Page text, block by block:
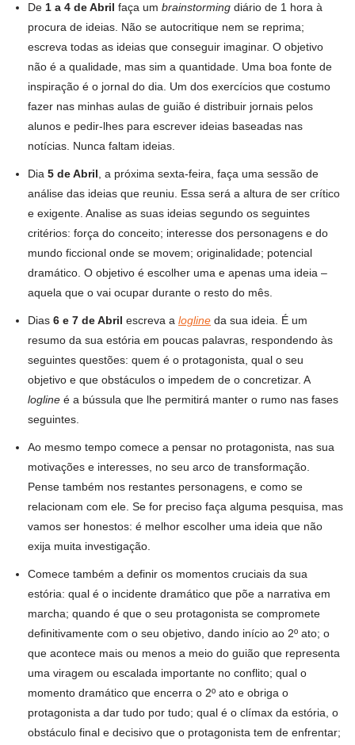
De 1 a 4 de Abril faça um brainstorming diário de 1 hora à
procura de ideias. Não se autocritique nem se reprima;
escreva todas as ideias que conseguir imaginar. O objetivo
não é a qualidade, mas sim a quantidade. Uma boa fonte de
inspiração é o jornal do dia. Um dos exercícios que costumo
fazer nas minhas aulas de guião é distribuir jornais pelos
alunos e pedir-lhes para escrever ideias baseadas nas
notícias. Nunca faltam ideias.
Dia 5 de Abril , a próxima sexta-feira, faça uma sessão de
análise das ideias que reuniu. Essa será a altura de ser crítico
e exigente. Analise as suas ideias segundo os seguintes
critérios: força do conceito; interesse dos personagens e do
mundo ficcional onde se movem; originalidade; potencial
dramático. O objetivo é escolher uma e apenas uma ideia –
aquela que o vai ocupar durante o resto do mês.
Dias 6 e 7 de Abril escreva a logline da sua ideia. É um
resumo da sua estória em poucas palavras, respondendo às
seguintes questões: quem é o protagonista, qual o seu
objetivo e que obstáculos o impedem de o concretizar. A
logline é a bússula que lhe permitirá manter o rumo nas fases
seguintes.
Ao mesmo tempo comece a pensar no protagonista, nas sua
motivações e interesses, no seu arco de transformação.
Pense também nos restantes personagens, e como se
relacionam com ele. Se for preciso faça alguma pesquisa, mas
vamos ser honestos: é melhor escolher uma ideia que não
exija muita investigação.
Comece também a definir os momentos cruciais da sua
estória: qual é o incidente dramático que põe a narrativa em
marcha; quando é que o seu protagonista se compromete
definitivamente com o seu objetivo, dando início ao 2º ato; o
que acontece mais ou menos a meio do guião que representa
uma viragem ou escalada importante no conflito; qual o
momento dramático que encerra o 2º ato e obriga o
protagonista a dar tudo por tudo; qual é o clímax da estória, o
obstáculo final e decisivo que o protagonista tem de enfrentar;